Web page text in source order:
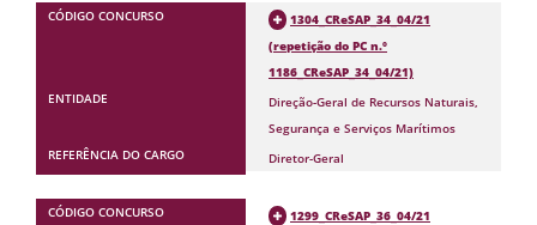
1304_CReSAP_34_04/21
(repetição do PC n.º
1186_CReSAP_34_04/21)
Direção-Geral de Recursos Naturais,
Segurança e Serviços Marítimos
Diretor-Geral
1299_CReSAP_36_04/21